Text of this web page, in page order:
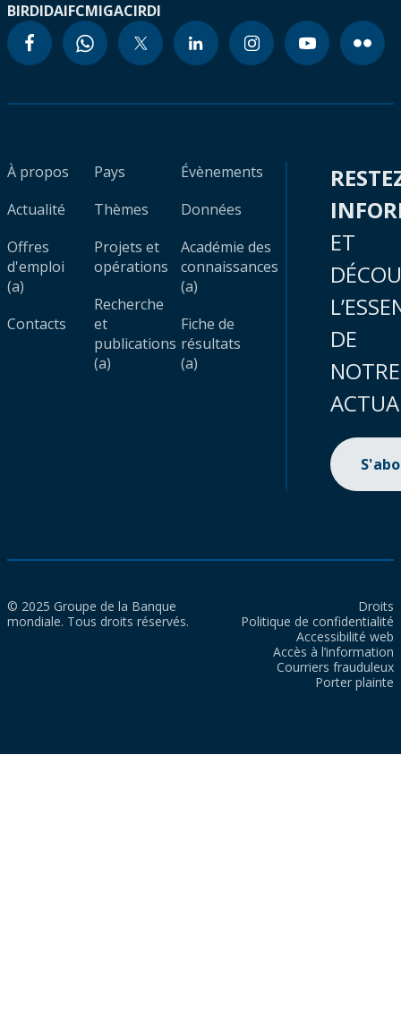
BIRDIDAIFCMIGACIRDI
À propos
Actualité
Offres
d'emploi
(a)
Contacts
Pays
Thèmes
Projets et
opérations
Recherche
et
publications
(a)
Évènements
Données
Académie des
connaissances
(a)
Fiche de
résultats
(a)
ET
DE
NOTRE
© 2025 Groupe de la Banque
mondiale. Tous droits réservés.
Droits
Politique de confidentialité
Accessibilité web
Accès à l’information
Courriers frauduleux
Porter plainte